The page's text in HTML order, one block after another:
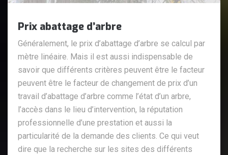
Prix abattage d’arbre
Généralement, le prix d’abattage d’arbre se calcul par
mètre linéaire. Mais il est aussi indispensable de
savoir que différents critères peuvent être le facteur
peuvent être le facteur de changement de prix d’un
travail d’abattage d’arbre comme l’état d’un arbre,
l’accès dans le lieu d’intervention, la réputation
professionnelle d’une prestation et aussi la
particularité de la demande des clients. Ce qui veut
dire que la recherche sur les sites des différents